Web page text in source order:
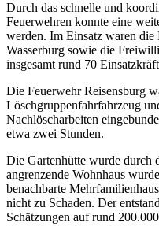
Durch das schnelle und
Feuerwehren konnte eine
werden. Im Einsatz waren
Wasserburg sowie die
insgesamt rund 70
Die Feuerwehr Reisensburg
Löschgruppenfahrfahrzeug
Nachlöscharbeiten
etwa zwei Stunden.
Die Gartenhütte wurde durch
angrenzende Wohnhaus
benachbarte
nicht zu Schaden. Der
Schätzungen auf rund